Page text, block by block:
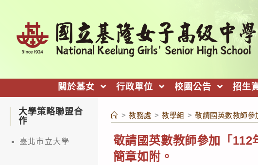
關於基女 行政單位 校園公告 招生
> 教務處 > 教學組 > 敬請國英數教師參
敬請國英數教師參加「
簡章如附。
大學策略聯盟合
作
臺北市立大學